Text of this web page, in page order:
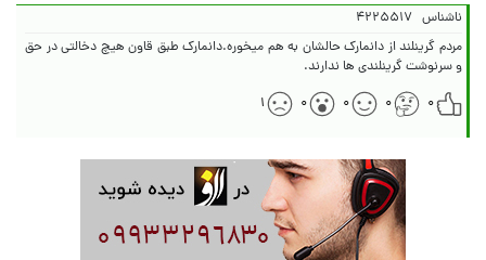
ناشناس ۴۲۲۵۵۱۷
مردم گرینلند از دانمارک حالشان به هم میخوره.دانمارک طبق قاون هیچ دخالتی در حق
و سرنوشت گرینلندی ها ندارند.
۰
۰ ۰ ۰ ۱